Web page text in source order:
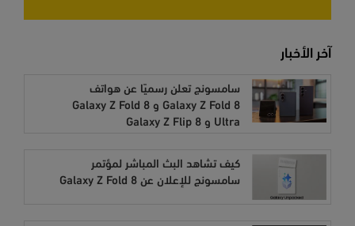
آخر الأخبار
سامسونج تعلن رسميًا عن هواتف
Galaxy Z Fold 8 و Galaxy Z Fold 8
Ultra و Galaxy Z Flip 8
كيف تشاهد البث المباشر لمؤتمر
سامسونج للإعلان عن Galaxy Z Fold 8